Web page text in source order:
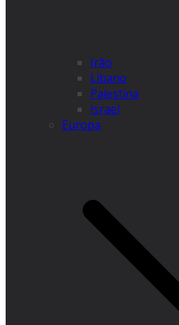
Irão
Líbano
Palestina
Israel
Europa